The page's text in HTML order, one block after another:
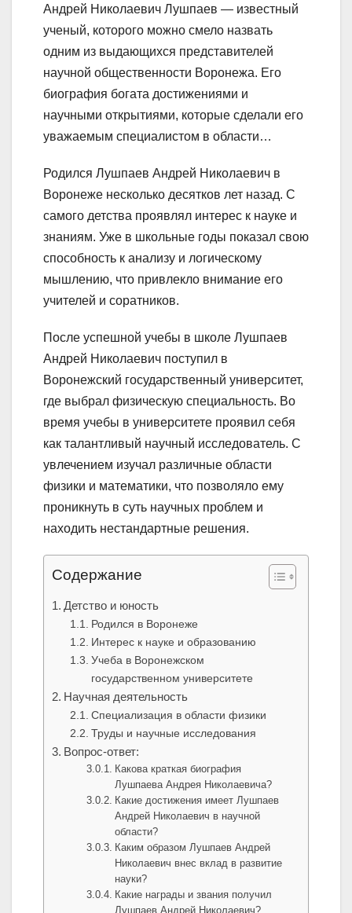
Андрей Николаевич Лушпаев — известный
ученый, которого можно смело назвать
одним из выдающихся представителей
научной общественности Воронежа. Его
биография богата достижениями и
научными открытиями, которые сделали его
уважаемым специалистом в области…
Родился Лушпаев Андрей Николаевич в
Воронеже несколько десятков лет назад. С
самого детства проявлял интерес к науке и
знаниям. Уже в школьные годы показал свою
способность к анализу и логическому
мышлению, что привлекло внимание его
учителей и соратников.
После успешной учебы в школе Лушпаев
Андрей Николаевич поступил в
Воронежский государственный университет,
где выбрал физическую специальность. Во
время учебы в университете проявил себя
как талантливый научный исследователь. С
увлечением изучал различные области
физики и математики, что позволяло ему
проникнуть в суть научных проблем и
находить нестандартные решения.
Содержание
Детство и юность
Родился в Воронеже
Интерес к науке и образованию
Учеба в Воронежском
государственном университете
Научная деятельность
Специализация в области физики
Труды и научные исследования
Вопрос-ответ:
Какова краткая биография
Лушпаева Андрея Николаевича?
Какие достижения имеет Лушпаев
Андрей Николаевич в научной
области?
Каким образом Лушпаев Андрей
Николаевич внес вклад в развитие
науки?
Какие награды и звания получил
Лушпаев Андрей Николаевич?